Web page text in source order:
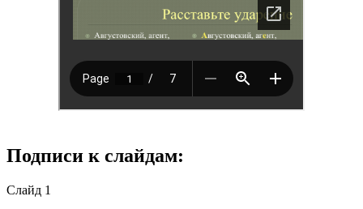
Подписи к слайдам:
Слайд 1